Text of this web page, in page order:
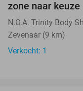
TODAY
zone naar keuze
N.O.A. Trinity Body
Zevenaar (9 km)
Verkocht: 1